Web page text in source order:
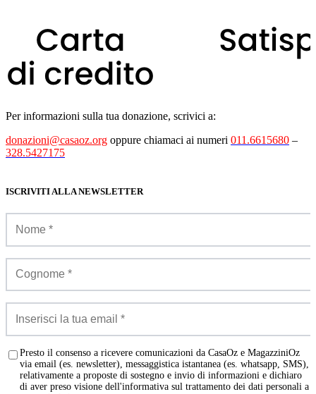
Per informazioni sulla tua donazione, scrivici a:
donazioni@casaoz.org oppure chiamaci ai numeri 011.6615680 –
328.5427175
ISCRIVITI ALLA NEWSLETTER
Presto il consenso a ricevere comunicazioni da CasaOz e MagazziniOz
via email (es. newsletter), messaggistica istantanea (es. whatsapp, SMS),
relativamente a proposte di sostegno e invio di informazioni e dichiaro
di aver preso visione dell'informativa sul trattamento dei dati personali a